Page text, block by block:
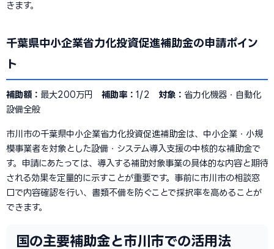
きます。
千葉県中小企業省力化投資促進補助金の申請ポイン
ト
補助額： 最大200万円 補助率： 1/2 対象： 省力化機器・自動化
設備全般
市川市の千葉県中小企業省力化投資促進補助金は、中小企業・小規
模事業者を対象とした設備・システム導入支援の中核的な補助金で
す。申請にあたっては、導入する補助対象事業の具体的な内容と期待
される効果を定量的に示すことが重要です。事前に市川市の相談窓
口で内容確認を行い、書類不備を防ぐことで採択率を高めることが
できます。
国の主要補助金と市川市での活用法